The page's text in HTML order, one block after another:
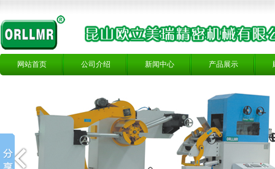
网站首页 公司介绍 新闻中心 产品展示